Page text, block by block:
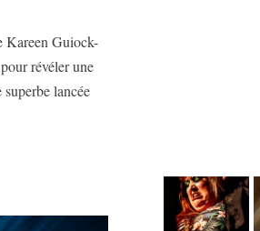
Kareen Guiock-
révéler une
lancée